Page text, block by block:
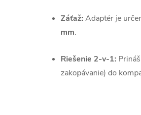
Záťaž: Adaptér je
mm.
Riešenie 2-v-1:
zakopávanie) do